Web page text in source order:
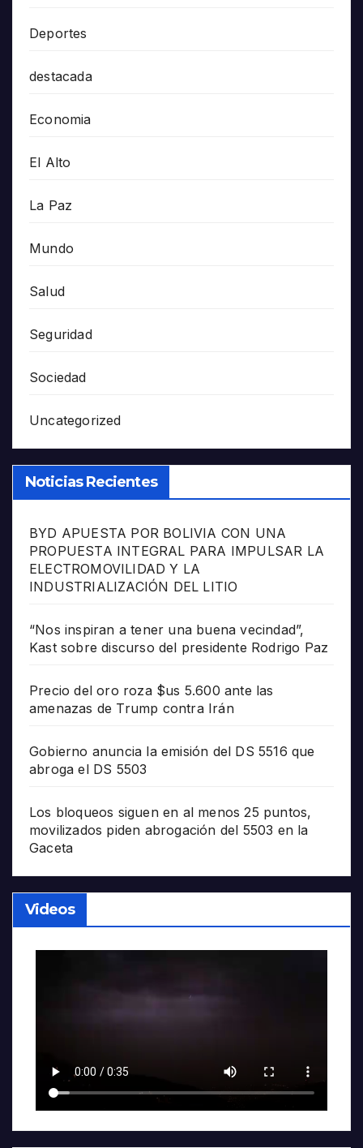
Deportes
destacada
Economia
El Alto
La Paz
Mundo
Salud
Seguridad
Sociedad
Uncategorized
Noticias Recientes
BYD APUESTA POR BOLIVIA CON UNA
PROPUESTA INTEGRAL PARA IMPULSAR LA
ELECTROMOVILIDAD Y LA
INDUSTRIALIZACIÓN DEL LITIO
“Nos inspiran a tener una buena vecindad”,
Kast sobre discurso del presidente Rodrigo Paz
Precio del oro roza $us 5.600 ante las
amenazas de Trump contra Irán
Gobierno anuncia la emisión del DS 5516 que
abroga el DS 5503
Los bloqueos siguen en al menos 25 puntos,
movilizados piden abrogación del 5503 en la
Gaceta
Videos